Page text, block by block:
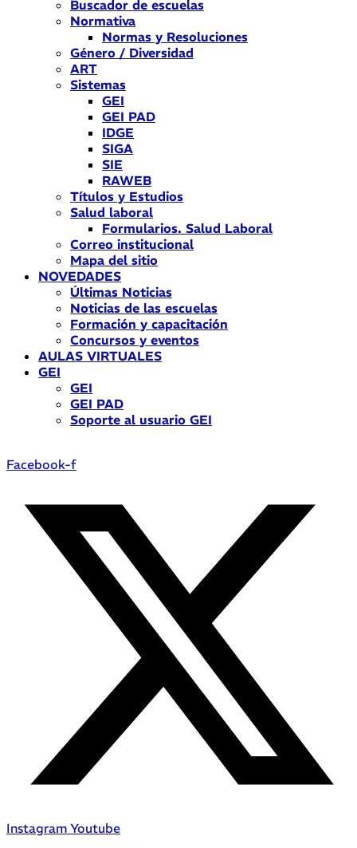
Buscador de escuelas
Normativa
Normas y Resoluciones
Género / Diversidad
ART
Sistemas
GEI
GEI PAD
IDGE
SIGA
SIE
RAWEB
Títulos y Estudios
Salud laboral
Formularios. Salud Laboral
Correo institucional
Mapa del sitio
NOVEDADES
Últimas Noticias
Noticias de las escuelas
Formación y capacitación
Concursos y eventos
AULAS VIRTUALES
GEI
GEI
GEI PAD
Soporte al usuario GEI
Facebook-f
Instagram Youtube